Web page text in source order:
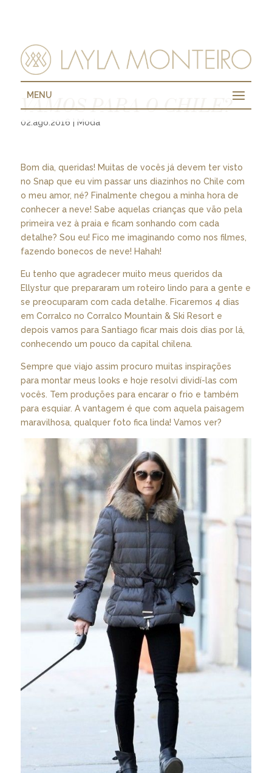
MENU
VAMOS PARA O CHILE?
02.ago.2016 | Moda
Bom dia, queridas! Muitas de vocês já devem ter visto
no Snap que eu vim passar uns diazinhos no Chile com
o meu amor, né? Finalmente chegou a minha hora de
conhecer a neve! Sabe aquelas crianças que vão pela
primeira vez à praia e ficam sonhando com cada
detalhe? Sou eu! Fico me imaginando como nos filmes,
fazendo bonecos de neve! Hahah!
Eu tenho que agradecer muito meus queridos da
Ellystur que prepararam um roteiro lindo para a gente e
se preocuparam com cada detalhe. Ficaremos 4 dias
em Corralco no Corralco Mountain & Ski Resort e
depois vamos para Santiago ficar mais dois dias por lá,
conhecendo um pouco da capital chilena.
Sempre que viajo assim procuro muitas inspirações
para montar meus looks e hoje resolvi dividí-las com
vocês. Tem produções para encarar o frio e também
para esquiar. A vantagem é que com aquela paisagem
maravilhosa, qualquer foto fica linda! Vamos ver?